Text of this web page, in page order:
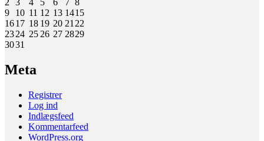
2
3 4 5 6 7 8
9
10 11 12 13 1415
1617 18 19 20 21 22
2324 25 26 27 2829
3031
Meta
Registrer
Log ind
Indlægsfeed
Kommentarfeed
WordPress.org